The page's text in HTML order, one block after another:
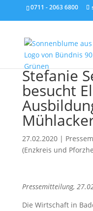
0711 - 2063 6800
Stefanie
besucht
27.02.2020|
(Enzkreis und
Pressemitteilung,
Die Wirtschaft in